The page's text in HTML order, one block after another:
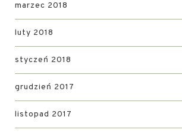
marzec 2018
luty 2018
styczeń 2018
grudzień 2017
listopad 2017